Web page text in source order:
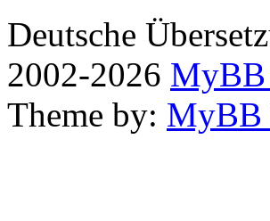
Deutsche
2002-2026 MyBB
Theme by: MyBB